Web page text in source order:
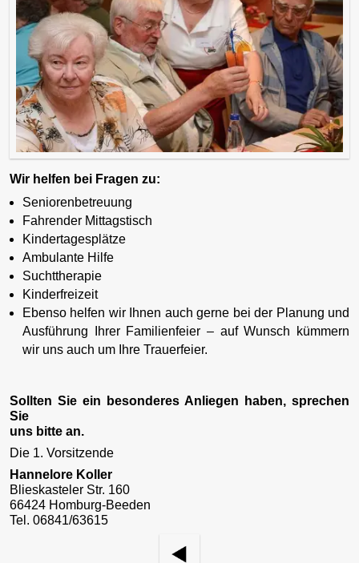
Wir helfen bei Fragen zu:
Seniorenbetreuung
Fahrender Mittagstisch
Kindertagesplätze
Ambulante Hilfe
Suchttherapie
Kinderfreizeit
Ebenso helfen wir Ihnen auch gerne bei der Planung und
Ausführung Ihrer Familienfeier – auf Wunsch kümmern
wir uns auch um Ihre Trauerfeier.
Sollten Sie ein besonderes Anliegen haben, sprechen
Sie
uns bitte an.
Die 1. Vorsitzende
Hannelore Koller
Blieskasteler Str. 160
66424 Homburg-Beeden
Tel. 06841/63615